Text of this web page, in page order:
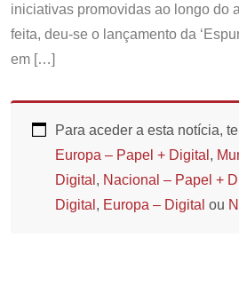
iniciativas promovidas ao longo do
feita, deu-se o lançamento da
em […]
Para aceder a esta notícia,
Europa – Papel + Digital ,
Digital , Nacional – Papel +
Digital , Europa – Digital ou